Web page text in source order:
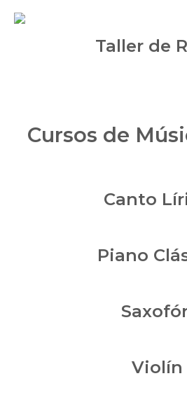
Taller de
Cursos de
Canto
Piano
Violín